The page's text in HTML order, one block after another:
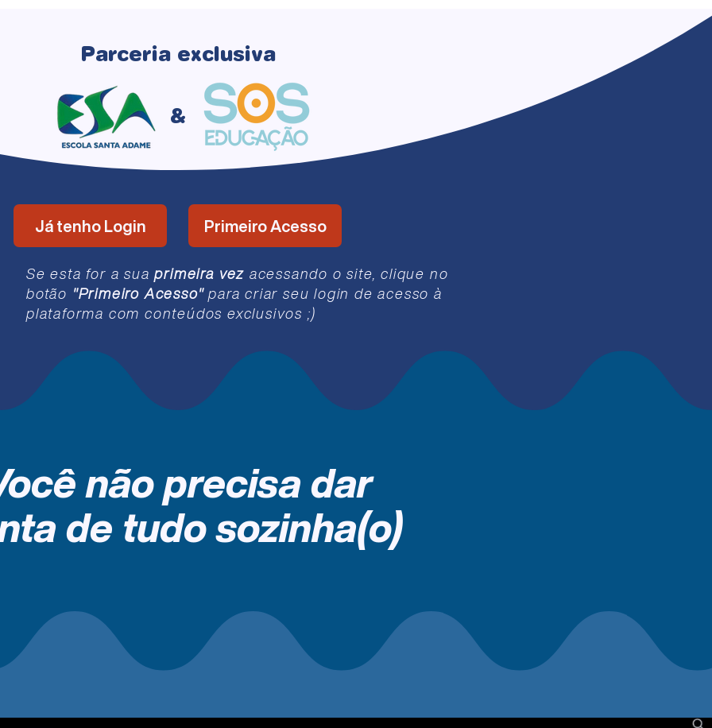
Parceria exclusiva
&
Já tenho Login Primeiro Acesso
Se esta for a suaprimeira vez acessando o site, clique no
botão "Primeiro Acesso"para criar seu login de acesso à
plataforma com conteúdos exclusivos ;)
não precisa dar
de tudo sozinha(o)